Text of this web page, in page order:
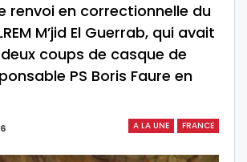
renvoi en correctionnelle du
M’jid El Guerrab, qui avait
coups de casque de
PS Boris Faure en
A LA UNE FRANCE